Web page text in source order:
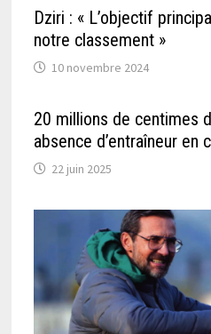
Dziri : « L’objectif
notre classement »
10 novembre 2024
20 millions de centimes
absence d’entraîneur en
22 juin 2025